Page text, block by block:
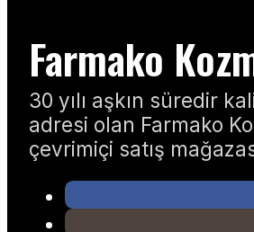
Farmako
30 yılı aşkın süredir
adresi olan Farmako
çevrimiçi satış